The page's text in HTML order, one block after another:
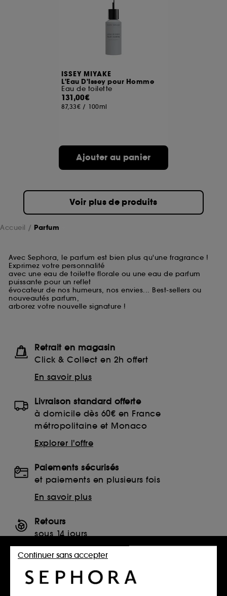
ISSEY MIYAKE
L'Eau D'Issey pour Homme
Eau de toilette
131,00€
87,33€ / 100ml
Ajouter au panier
Voir plus de produits
Accueil Parfum
Avec Sephora, le parfum est bien plus qu'une fragrance !
Exprimez votre personnalité
avec une eau de toilette florale ou une eau de parfum
puissante pour un reflet
évocateur de nos humeurs, nos envies... Best-sellers ou
nouveautés parfum,
arborez votre nouvelle signature !
Retrait en magasin
Click & Collect en 2h offert
En savoir plus
Livraison standard offerte
à domicile dès 60€ en France
métropolitaine et Monaco
Explorer l'offre
Paiements sécurisés
et paiements en plusieurs fois
En savoir plus
Retours
sous 14 jours
Retourner mon article
SERVICES, CONTACT ET CONDITIONS DES OFFRES
Continuer sans accepter